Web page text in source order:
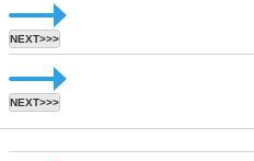
NEXT>>>
NEXT>>>